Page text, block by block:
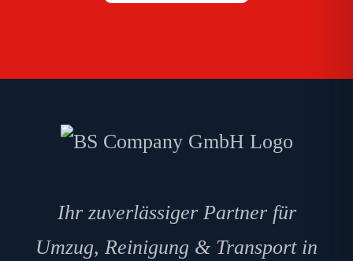
Ihr zuverlässiger Partner für
Umzug, Reinigung & Transport in